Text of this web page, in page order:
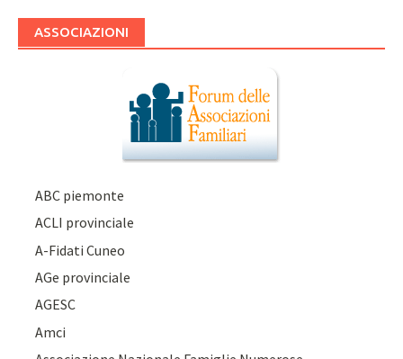
ASSOCIAZIONI
ABC piemonte
ACLI provinciale
A-Fidati Cuneo
AGe provinciale
AGESC
Amci